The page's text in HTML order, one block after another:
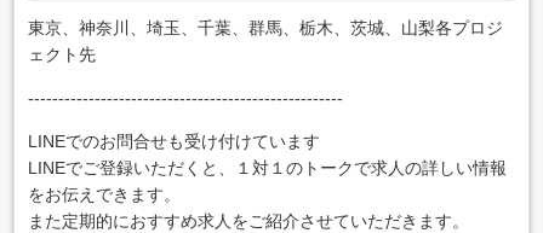
東京、神奈川、埼玉、千葉、群馬、栃木、茨城、山梨各プロジ
ェクト先
----------------------------------------------------
LINEでのお問合せも受け付けています
LINEでご登録いただくと、１対１のトークで求人の詳しい情報
をお伝えできます。
また定期的におすすめ求人をご紹介させていただきます。